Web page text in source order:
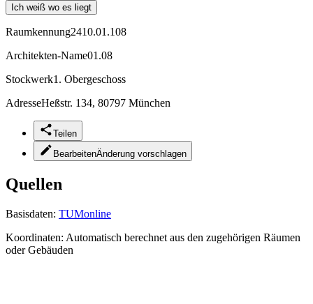
Ich weiß wo es liegt
Raumkennung2410.01.108
Architekten-Name01.08
Stockwerk1. Obergeschoss
AdresseHeßstr. 134, 80797 München
Teilen
BearbeitenÄnderung vorschlagen
Quellen
Basisdaten: TUMonline
Koordinaten: Automatisch berechnet aus den zugehörigen Räumen
oder Gebäuden